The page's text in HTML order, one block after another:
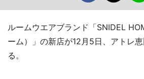
ルームウエアブランド「SNIDEL
ーム）」の新店が12月5日、アトレ
る。